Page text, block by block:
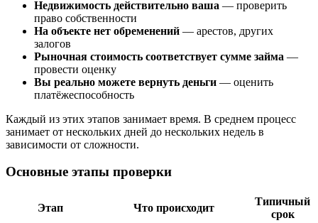
Недвижимость действительно ваша — проверить
право собственности
На объекте нет обременений — арестов, других
залогов
Рыночная стоимость соответствует сумме займа —
провести оценку
Вы реально можете вернуть деньги — оценить
платёжеспособность
Каждый из этих этапов занимает время. В среднем процесс
занимает от нескольких дней до нескольких недель в
зависимости от сложности.
Основные этапы проверки
Этап Что происходит
Типичный
срок